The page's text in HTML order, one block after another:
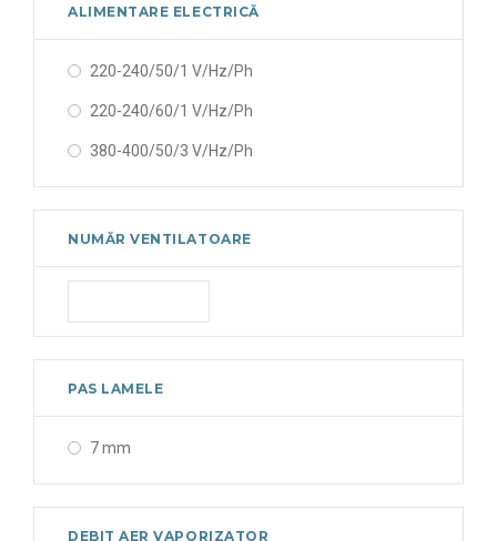
ALIMENTARE ELECTRICĂ
220-240/50/1 V/Hz/Ph
220-240/60/1 V/Hz/Ph
380-400/50/3 V/Hz/Ph
NUMĂR VENTILATOARE
PAS LAMELE
7 mm
DEBIT AER VAPORIZATOR